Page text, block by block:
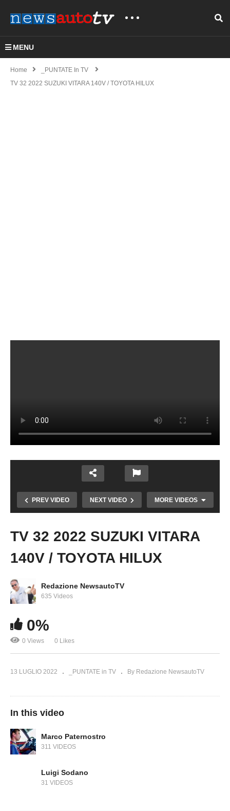
MENU
Home
_PUNTATE In TV
TV 32 2022 SUZUKI VITARA 140V / TOYOTA HILUX
PREV VIDEO NEXT VIDEO MORE VIDEOS
Copy Embed Code
GRENADIER BELSTAFF
TV 32 2022 SUZUKI VITARA
140V / TOYOTA HILUX
Redazione NewsautoTV
635 Videos
0%
0 Views 0 Likes
13 LUGLIO 2022 _PUNTATE in TV By Redazione NewsautoTV
In this video
Marco Paternostro
311 VIDEOS
Luigi Sodano
31 VIDEOS